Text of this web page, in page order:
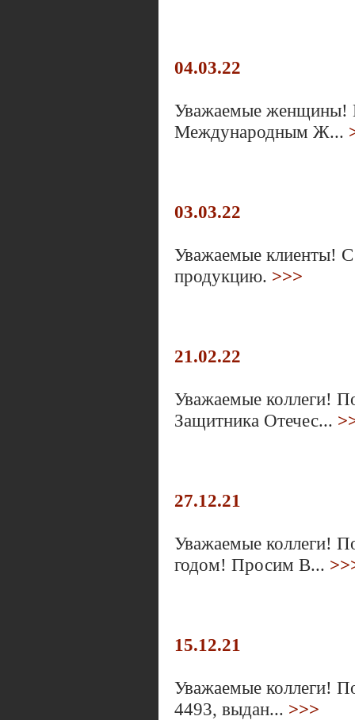
04.03.22
Уважаемые женщины!
Международным Ж...
03.03.22
Уважаемые клиенты!
продукцию. >>>
21.02.22
Уважаемые коллеги!
Защитника Отечес...
27.12.21
Уважаемые коллеги!
годом! Просим В...
15.12.21
Уважаемые коллеги!
4493, выдан... >>>